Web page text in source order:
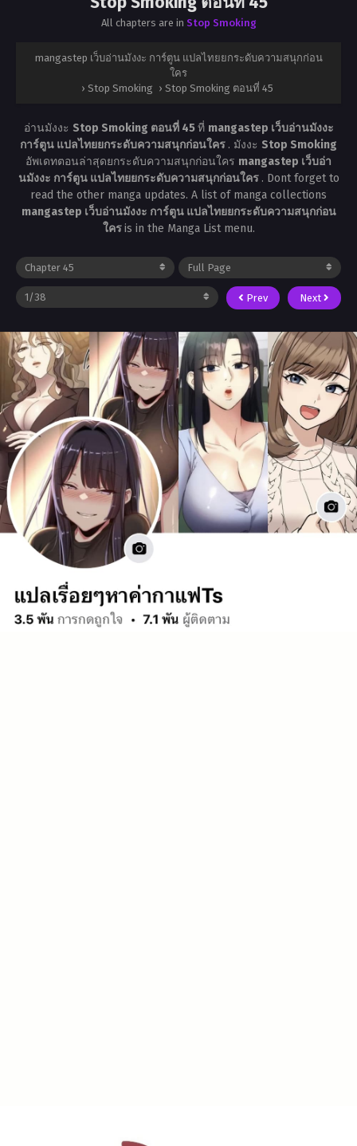
All chapters are in Stop Smoking
mangastep เว็บอ่านมังงะ การ์ตูน แปลไทยยกระดับความสนุกก่อน
ใคร
› Stop Smoking › Stop Smoking ตอนที่ 45
อ่านมังงะ Stop Smoking ตอนที่ 45ที่ mangastep เว็บอ่านมังงะ
การ์ตูน แปลไทยยกระดับความสนุกก่อนใคร . มังงะ Stop Smoking
อัพเดทตอนล่าสุดยกระดับความสนุกก่อนใคร mangastep เว็บอ่า
นมังงะ การ์ตูน แปลไทยยกระดับความสนุกก่อนใคร . Dont forget to
read the other manga updates. A list of manga collections
mangastep เว็บอ่านมังงะ การ์ตูน แปลไทยยกระดับความสนุกก่อน
ใครis in the Manga List menu.
Prev Next